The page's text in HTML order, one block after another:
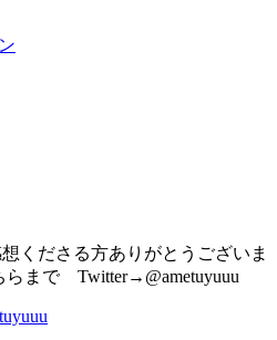
くださる方ありがとうございま
まで Twitter→@ametuyuuu